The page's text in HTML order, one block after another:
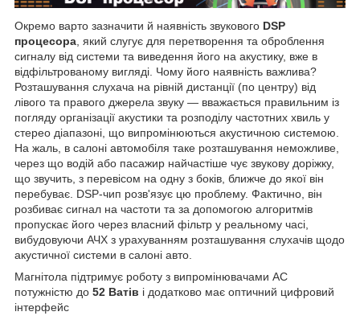
Окремо варто зазначити й наявність звукового DSP
процесора , який слугує для перетворення та оброблення
сигналу від системи та виведення його на акустику, вже в
відфільтрованому вигляді. Чому його наявність важлива?
Розташування слухача на рівній дистанції (по центру) від
лівого та правого джерела звуку — вважається правильним із
погляду організації акустики та розподілу частотних хвиль у
стерео діапазоні, що випромінюються акустичною системою.
На жаль, в салоні автомобіля таке розташування неможливе,
через що водій або пасажир найчастіше чує звукову доріжку,
що звучить, з перевісом на одну з боків, ближче до якої він
перебуває. DSP-чип розв'язує цю проблему. Фактично, він
розбиває сигнал на частоти та за допомогою алгоритмів
пропускає його через власний фільтр у реальному часі,
вибудовуючи АЧХ з урахуванням розташування слухачів щодо
акустичної системи в салоні авто.
Магнітола підтримує роботу з випромінювачами АС
потужністю до 52 Ватів і додатково має оптичний цифровий
інтерфейс